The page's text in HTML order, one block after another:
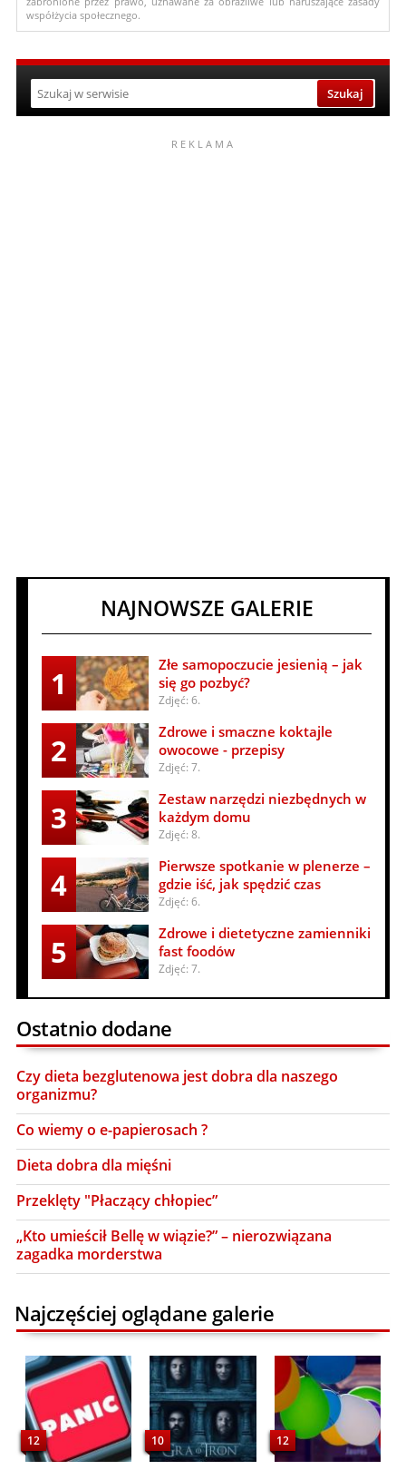
współżycia społecznego.
NAJNOWSZE GALERIE
1
Złe samopoczucie jesienią – jak
się go pozbyć?
Zdjęć: 6.
2
Zdrowe i smaczne koktajle
owocowe - przepisy
Zdjęć: 7.
3
Zestaw narzędzi niezbędnych w
każdym domu
Zdjęć: 8.
4
Pierwsze spotkanie w plenerze –
gdzie iść, jak spędzić czas
Zdjęć: 6.
5
Zdrowe i dietetyczne zamienniki
fast foodów
Zdjęć: 7.
Ostatnio dodane
Czy dieta bezglutenowa jest dobra dla naszego
organizmu?
Co wiemy o e-papierosach ?
Dieta dobra dla mięśni
Przeklęty "Płaczący chłopiec”
„Kto umieścił Bellę w wiązie?” – nierozwiązana
zagadka morderstwa
Najczęściej oglądane galerie
12 10 12